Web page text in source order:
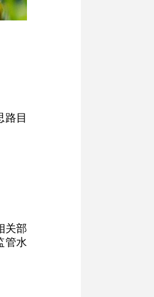
路目
关部
管水